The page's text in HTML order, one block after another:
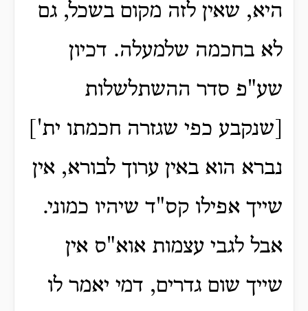
היא, שאין לזה מקום בשכל, גם
לא בחכמה שלמעלה. דכיון
שע"פ סדר ההשתלשלות
[שנקבע כפי שגזרה חכמתו ית']
נברא הוא באין ערוך לבורא, אין
שייך אפילו קס"ד שיהיו כמוני.
אבל לגבי עצמות אוא"ס אין
שייך שום גדרים, דמי יאמר לו